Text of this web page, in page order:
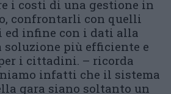
i costi di una gestione in
confrontarli con quelli
infine con i dati alla
soluzione più efficiente e
i cittadini. – ricorda
infatti che il sistema
gara siano soltanto un